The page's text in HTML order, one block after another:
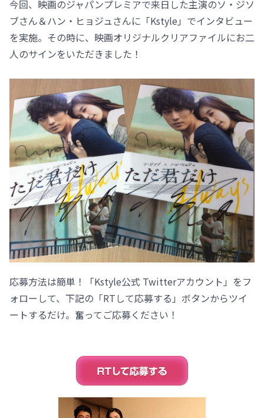
今回、映画のジャパンプレミアで来日した主演のソ・ジソ
ブさん＆ハン・ヒョジュさんに「Kstyle」でインタビュー
を実施。その時に、映画オリジナルクリアファイルにお二
人のサインをいただきました！
応募方法は簡単！「Kstyle公式 Twitterアカウント」をフ
ォローして、下記の「RTして応募する」ボタンからツイ
ートするだけ。奮ってご応募ください！